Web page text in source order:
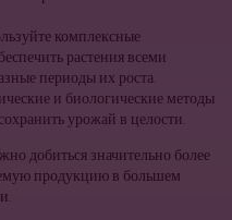
комплексные
растения всеми
периоды их роста.
и биологические методы
урожай в целости.
добиться значительно более
продукцию в большем